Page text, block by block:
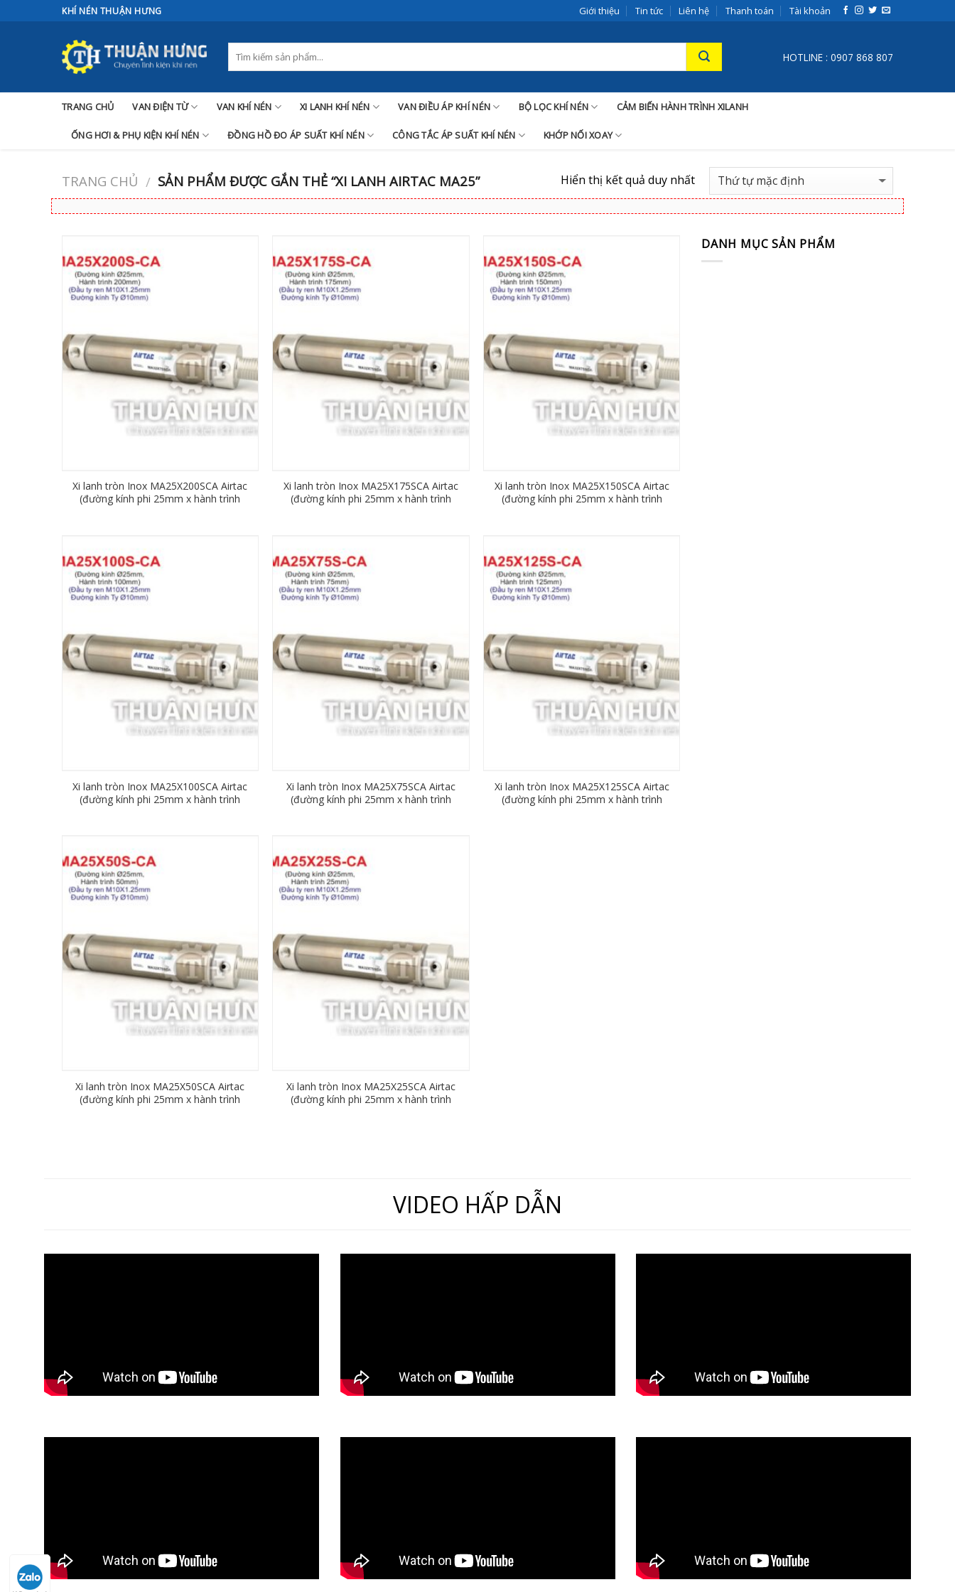
to
KHÍ NÉN THUẬN HƯNG Giới thiệu Tin tức Liên hệ Thanh toán Tài khoản
HOTLINE : 0907 868 807
TRANG CHỦ VAN ĐIỆN TỪ VAN KHÍ NÉN XI LANH KHÍ NÉN VAN ĐIỀU ÁP KHÍ NÉN BỘ LỌC KHÍ NÉN CẢM BIẾN HÀNH TRÌNH XILANH
ỐNG HƠI & PHỤ KIỆN KHÍ NÉN ĐỒNG HỒ ĐO ÁP SUẤT KHÍ NÉN CÔNG TẮC ÁP SUẤT KHÍ NÉN KHỚP NỐI XOAY
TRANG CHỦ / SẢN PHẨM ĐƯỢC GẮN THẺ “XI LANH AIRTAC MA25” Hiển thị kết quả duy nhất
Xi lanh tròn Inox MA25X200SCA Airtac
(đường kính phi 25mm x hành trình
Xi lanh tròn Inox MA25X175SCA Airtac
(đường kính phi 25mm x hành trình
Xi lanh tròn Inox MA25X150SCA Airtac
(đường kính phi 25mm x hành trình
Xi lanh tròn Inox MA25X100SCA Airtac
(đường kính phi 25mm x hành trình
Xi lanh tròn Inox MA25X75SCA Airtac
(đường kính phi 25mm x hành trình
Xi lanh tròn Inox MA25X125SCA Airtac
(đường kính phi 25mm x hành trình
Xi lanh tròn Inox MA25X50SCA Airtac
(đường kính phi 25mm x hành trình
Xi lanh tròn Inox MA25X25SCA Airtac
(đường kính phi 25mm x hành trình
DANH MỤC SẢN PHẨM
VIDEO HẤP DẪN